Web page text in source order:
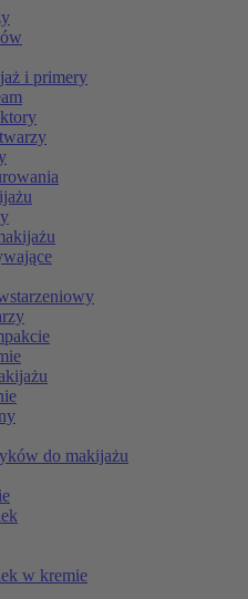
i primery
do makijażu
w kremie